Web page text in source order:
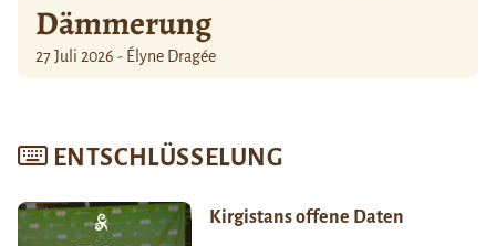
Dämmerung
27 Juli 2026 - Élyne Dragée
ENTSCHLÜSSELUNG
Kirgistans offene Daten